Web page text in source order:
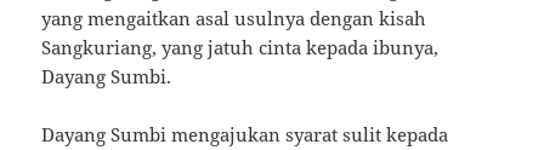
yang mengaitkan asal usulnya dengan kisah
Sangkuriang, yang jatuh cinta kepada ibunya,
Dayang Sumbi.
Dayang Sumbi mengajukan syarat sulit kepada